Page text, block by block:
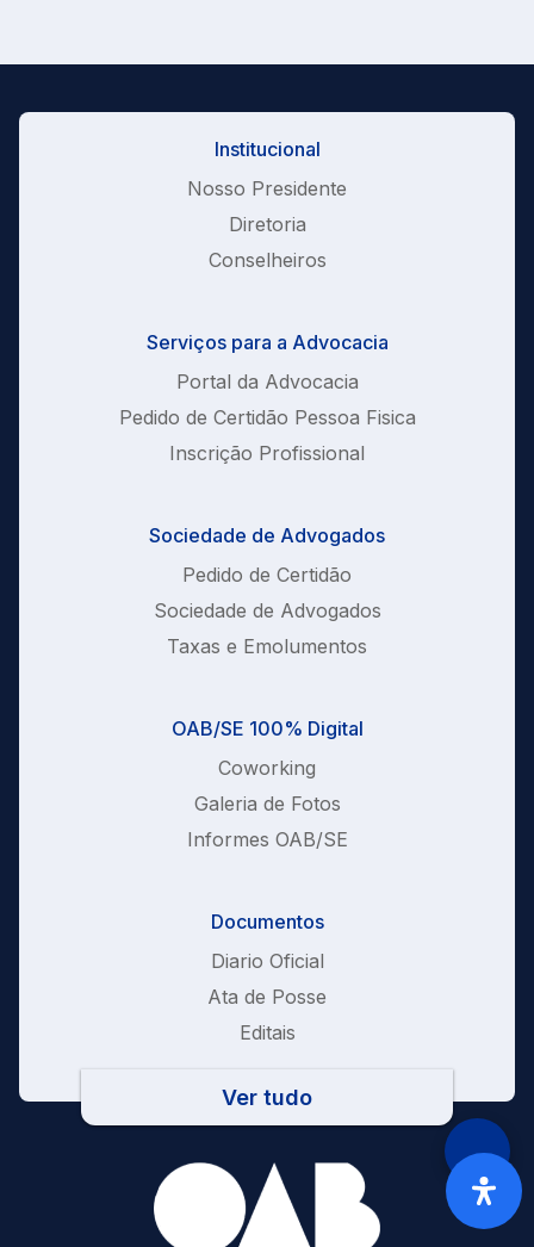
Institucional
Nosso Presidente
Diretoria
Conselheiros
Serviços para a Advocacia
Portal da Advocacia
Pedido de Certidão Pessoa Fisica
Inscrição Profissional
Sociedade de Advogados
Pedido de Certidão
Sociedade de Advogados
Taxas e Emolumentos
OAB/SE 100% Digital
Coworking
Galeria de Fotos
Informes OAB/SE
Documentos
Diario Oficial
Ata de Posse
Editais
Ver tudo